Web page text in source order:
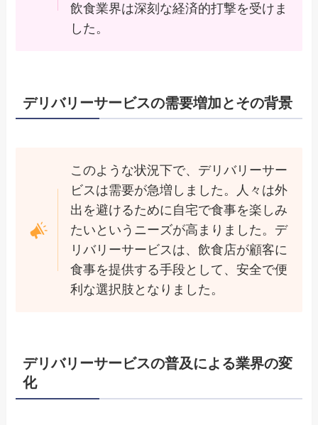
飲食業界は深刻な経済的打撃を受けま
した。
デリバリーサービスの需要増加とその背景
このような状況下で、デリバリーサー
ビスは需要が急増しました。人々は外
出を避けるために自宅で食事を楽しみ
たいというニーズが高まりました。デ
リバリーサービスは、飲食店が顧客に
食事を提供する手段として、安全で便
利な選択肢となりました。
デリバリーサービスの普及による業界の変
化